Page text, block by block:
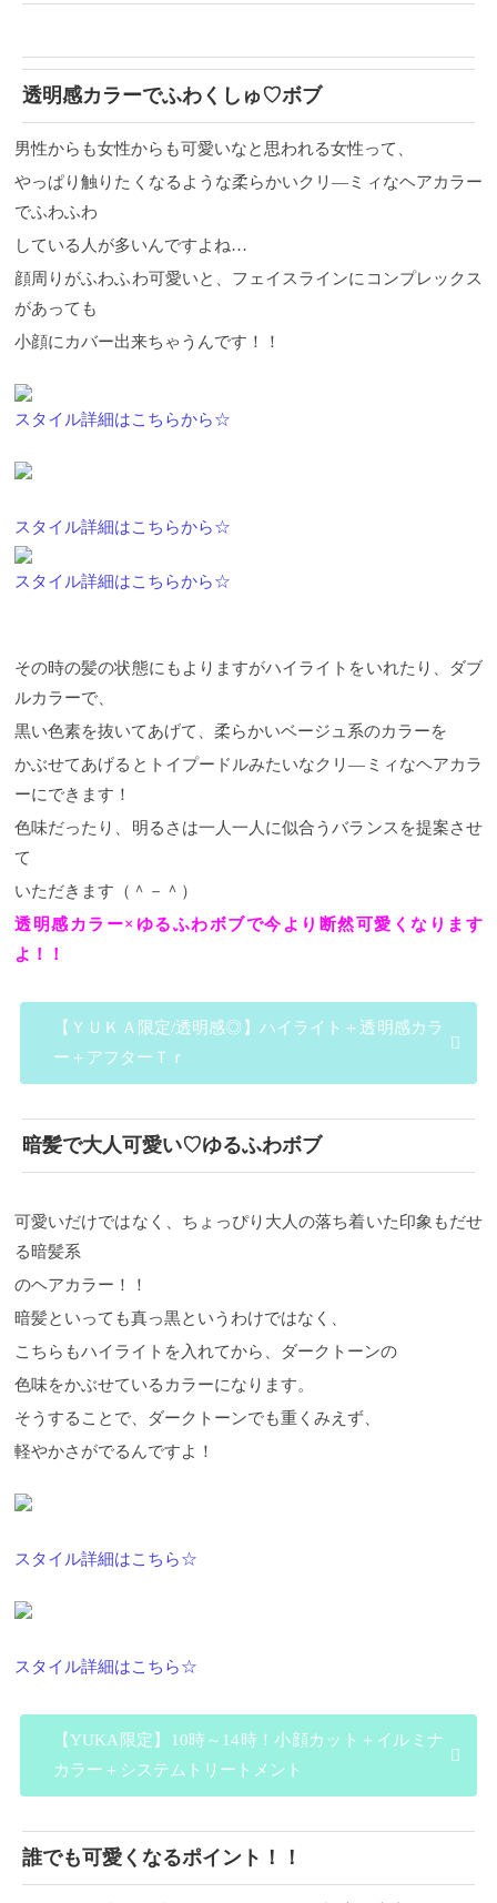
透明感カラーでふわくしゅ♡ボブ
男性からも女性からも可愛いなと思われる女性って、
やっぱり触りたくなるような柔らかいクリ―ミィなヘアカラー
でふわふわ
している人が多いんですよね…
顔周りがふわふわ可愛いと、フェイスラインにコンプレックス
があっても
小顔にカバー出来ちゃうんです！！
スタイル詳細はこちらから☆
スタイル詳細はこちらから☆
スタイル詳細はこちらから☆
その時の髪の状態にもよりますがハイライトをいれたり、ダブ
ルカラーで、
黒い色素を抜いてあげて、柔らかいベージュ系のカラーを
かぶせてあげるとトイプードルみたいなクリ―ミィなヘアカラ
ーにできます！
色味だったり、明るさは一人一人に似合うバランスを提案させ
て
いただきます（＾－＾）
透明感カラー×ゆるふわボブで今より断然可愛くなります
よ！！
【ＹＵＫＡ限定/透明感◎】ハイライト＋透明感カラ
ー＋アフターＴｒ
暗髪で大人可愛い♡ゆるふわボブ
可愛いだけではなく、ちょっぴり大人の落ち着いた印象もだせ
る暗髪系
のヘアカラー！！
暗髪といっても真っ黒というわけではなく、
こちらもハイライトを入れてから、ダークトーンの
色味をかぶせているカラーになります。
そうすることで、ダークトーンでも重くみえず、
軽やかさがでるんですよ！
スタイル詳細はこちら☆
スタイル詳細はこちら☆
【YUKA限定】10時～14時！小顔カット＋イルミナ
カラー＋システムトリートメント
誰でも可愛くなるポイント！！